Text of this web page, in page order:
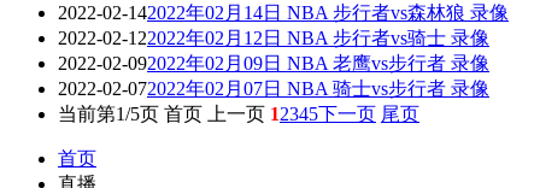
2022-02-142022年02月14日 NBA 步行者vs森林狼 录像
2022-02-122022年02月12日 NBA 步行者vs骑士 录像
2022-02-092022年02月09日 NBA 老鹰vs步行者 录像
2022-02-072022年02月07日 NBA 骑士vs步行者 录像
当前第1/5页 首页 上一页 12345下一页 尾页
首页
直播